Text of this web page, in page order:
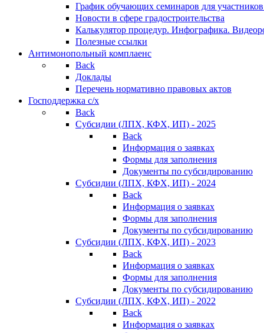
График обучающих семинаров для участников
Новости в сфере градостроительства
Калькулятор процедур. Инфографика.
Полезные ссылки
Антимонопольный комплаенс
Back
Доклады
Перечень нормативно правовых актов
Господдержка с/х
Back
Субсидии (ЛПХ, КФХ, ИП) - 2025
Back
Информация о заявках
Формы для заполнения
Документы по субсидированию
Субсидии (ЛПХ, КФХ, ИП) - 2024
Back
Информация о заявках
Формы для заполнения
Документы по субсидированию
Субсидии (ЛПХ, КФХ, ИП) - 2023
Back
Информация о заявках
Формы для заполнения
Документы по субсидированию
Субсидии (ЛПХ, КФХ, ИП) - 2022
Back
Информация о заявках